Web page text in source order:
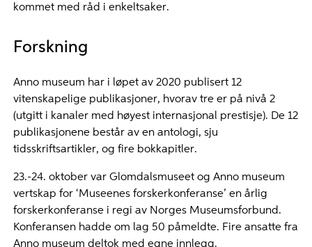
kommet med råd i enkeltsaker.
Forskning
Anno museum har i løpet av 2020 publisert 12
vitenskapelige publikasjoner, hvorav tre er på nivå 2
(utgitt i kanaler med høyest internasjonal prestisje). De 12
publikasjonene består av en antologi, sju
tidsskriftsartikler, og fire bokkapitler.
23.-24. oktober var Glomdalsmuseet og Anno museum
vertskap for ‘Museenes forskerkonferanse’ en årlig
forskerkonferanse i regi av Norges Museumsforbund.
Konferansen hadde om lag 50 påmeldte. Fire ansatte fra
Anno museum deltok med egne innlegg.